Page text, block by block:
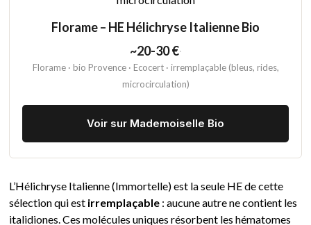
Florame – HE Hélichryse Italienne Bio
~20-30 €·
Florame · bio Provence · Ecocert · irremplaçable (bleus, rides,
microcirculation)
Voir sur Mademoiselle Bio
L’Hélichryse Italienne (Immortelle) est la seule HE de cette
sélection qui est irremplaçable : aucune autre ne contient les
italidiones. Ces molécules uniques résorbent les hématomes